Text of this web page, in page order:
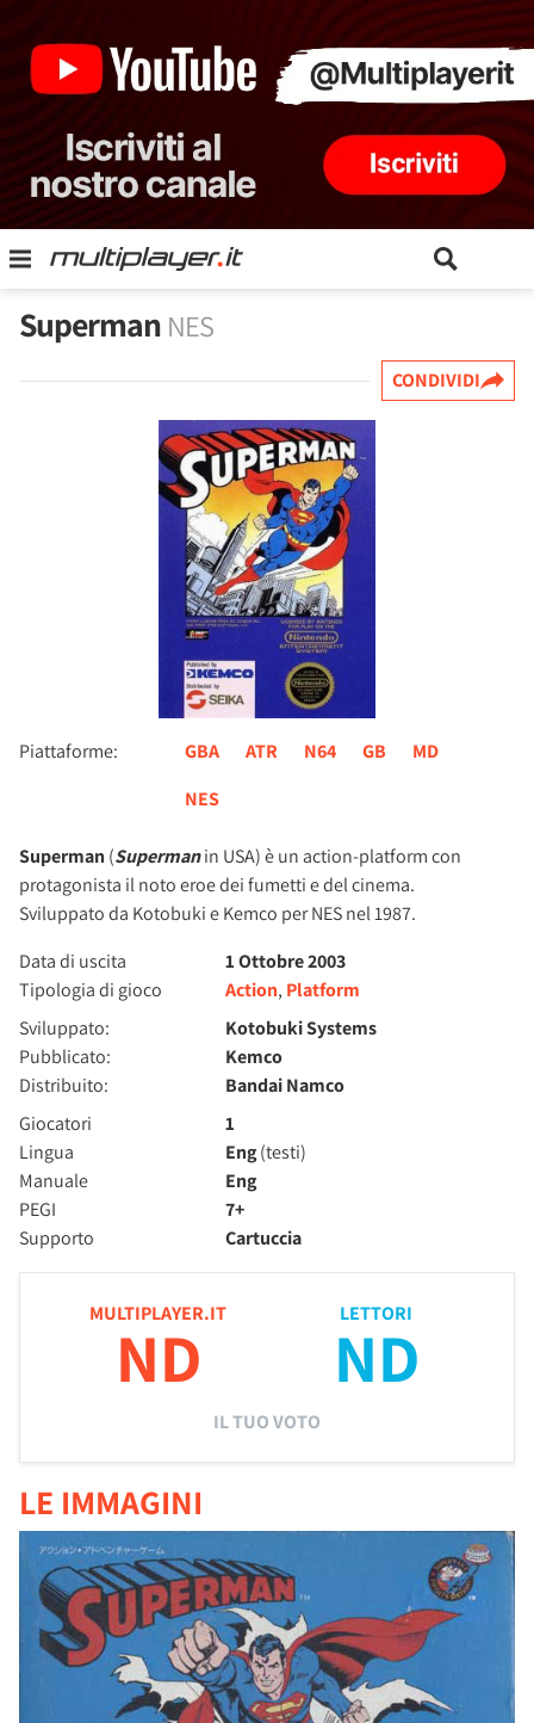
Superman NES
CONDIVIDI
Piattaforme: GBA ATR N64 GB
MD
NES
Superman (Supermanin USA) è un action-platform con
protagonista il noto eroe dei fumetti e del cinema.
Sviluppato da Kotobuki e Kemco per NES nel 1987.
Data di uscita
1 Ottobre 2003
Tipologia di gioco
Action, Platform
Sviluppato:
Kotobuki Systems
Pubblicato:
Kemco
Distribuito:
Bandai Namco
Giocatori
1
Lingua
Eng(testi)
Manuale
Eng
PEGI
7+
Supporto
Cartuccia
MULTIPLAYER.IT
ND
LETTORI
ND
IL TUO VOTO
LE IMMAGINI